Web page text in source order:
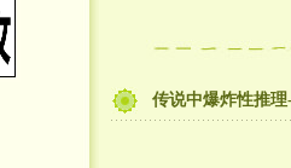
传说中爆炸性推